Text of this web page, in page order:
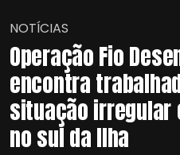
NOTÍCIAS
Operação Fio
encontra
situação irregular
no sul da Ilha